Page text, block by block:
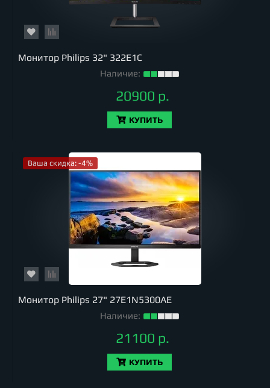
Монитор Philips 32" 322E1C
Наличие:
20900 р.
КУПИТЬ
Ваша скидка: -4%
Монитор Philips 27" 27E1N5300AE
Наличие:
21100 р.
КУПИТЬ